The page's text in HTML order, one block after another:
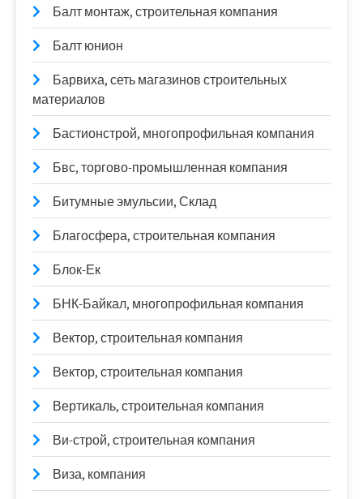
Балт монтаж, строительная компания
Балт юнион
Барвиха, сеть магазинов строительных
материалов
Бастионстрой, многопрофильная компания
Бвс, торгово-промышленная компания
Битумные эмульсии, Склад
Благосфера, строительная компания
Блок-Ек
БНК-Байкал, многопрофильная компания
Вектор, строительная компания
Вектор, строительная компания
Вертикаль, строительная компания
Ви-строй, строительная компания
Виза, компания